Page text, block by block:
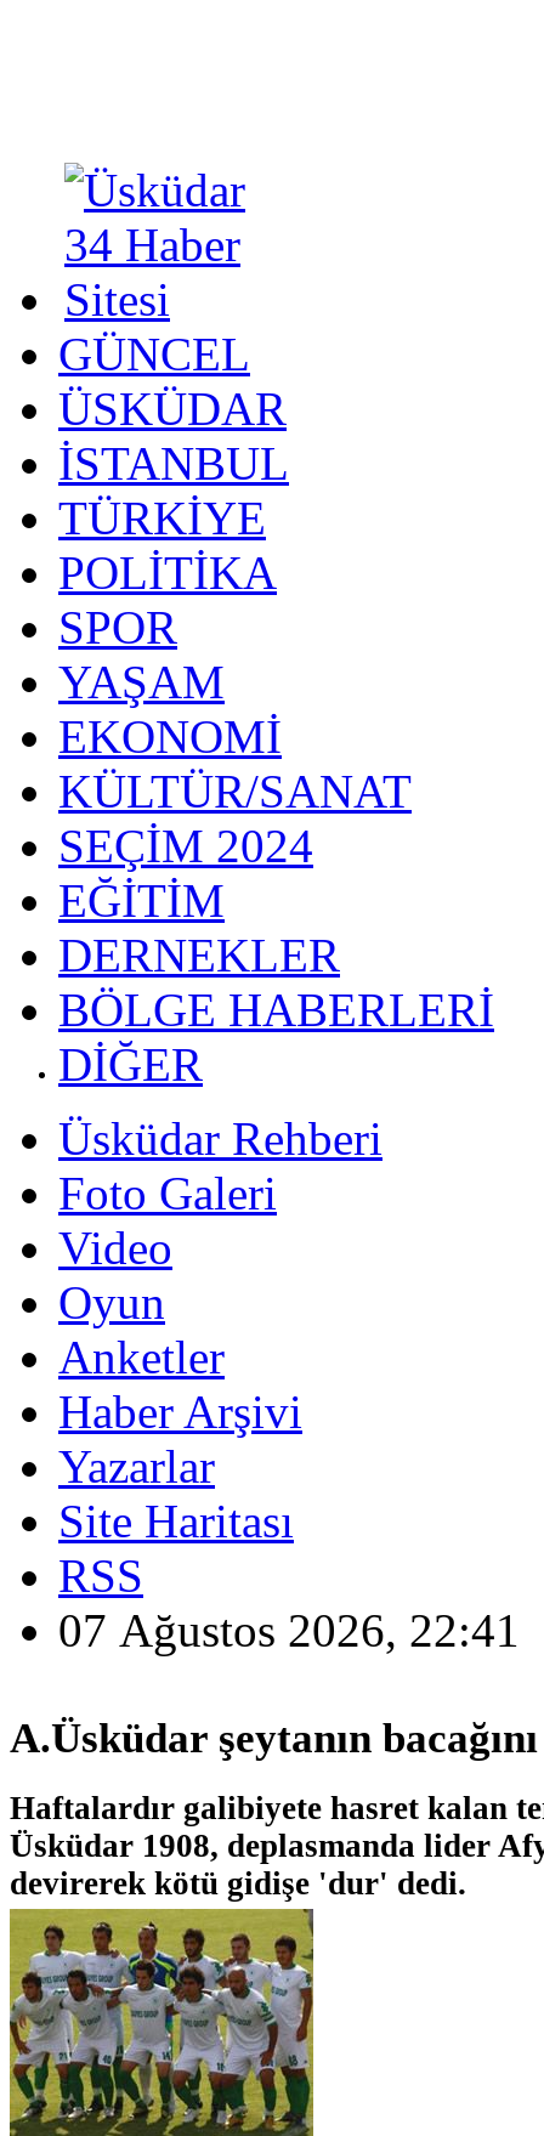
GÜNCEL
ÜSKÜDAR
İSTANBUL
TÜRKİYE
POLİTİKA
SPOR
YAŞAM
EKONOMİ
KÜLTÜR/SANAT
SEÇİM 2024
EĞİTİM
DERNEKLER
BÖLGE HABERLERİ
DİĞER
Üsküdar Rehberi
Foto Galeri
Video
Oyun
Anketler
Haber Arşivi
Yazarlar
Site Haritası
RSS
07 Ağustos 2026, 22:41
A.Üsküdar şeytanın bacağını
Haftalardır galibiyete hasret kalan
Üsküdar 1908, deplasmanda lider
devirerek kötü gidişe 'dur' dedi.